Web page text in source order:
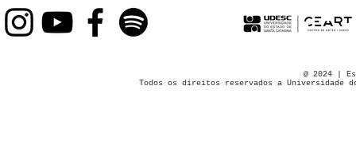
@ 2024 |
Todos os direitos reservados a Universidade